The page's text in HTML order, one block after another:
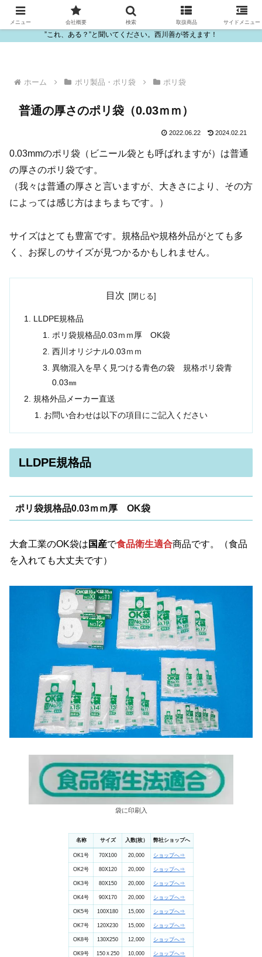
ビニール・プラスチック製品の卸販売は西川善
”これ、ある？”と聞いてください。西川善が答えます！
ホーム ポリ製品・ポリ袋 ポリ袋
普通の厚さのポリ袋（0.03ｍｍ）
2022.06.22 2024.02.21
0.03mmのポリ袋（ビニール袋とも呼ばれますが）は普通
の厚さのポリ袋です。
（我々は普通の厚さと言いますが、大きさにより、その方
によっては感じ方はまちまちです。）
サイズはとても豊富です。規格品や規格外品がとても多
く、お探しのサイズが見つかるかもしれません。
目次
LLDPE規格品
ポリ袋規格品0.03ｍｍ厚 OK袋
西川オリジナル0.03ｍｍ
異物混入を早く見つける青色の袋 規格ポリ袋青
0.03㎜
規格外品メーカー直送
お問い合わせは以下の項目にご記入ください
LLDPE規格品
ポリ袋規格品0.03ｍｍ厚 OK袋
大倉工業のOK袋は 国産で食品衛生適合商品です。（食品
を入れても大丈夫です）
袋に印刷入
名称 サイズ 入数(枚） 弊社ショップへ
OK1号 70X100 20,000 ショップへ⇒
OK2号 80X120 20,000 ショップへ⇒
OK3号 80X150 20,000 ショップへ⇒
OK4号 90X170 20,000 ショップへ⇒
OK5号 100X180 15,000 ショップへ⇒
OK7号 120X230 15,000 ショップへ⇒
OK8号 130X250 12,000 ショップへ⇒
OK9号 150Ｘ250 10,000 ショップへ⇒
メニュー 会社概要 検索 取扱商品 サイドメニュー